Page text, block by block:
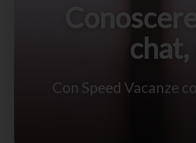
Con Speed Vacanze